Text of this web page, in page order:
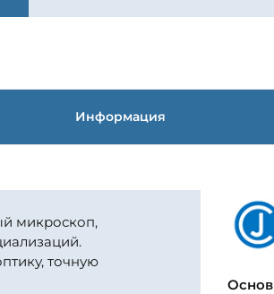
Информация
микроскоп,
точную